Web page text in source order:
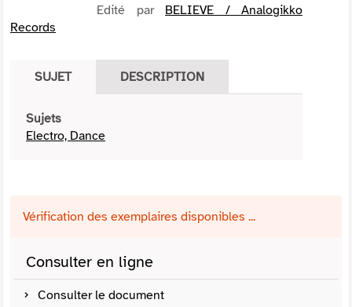
Edité par BELIEVE / Analogikko
Records
SUJET DESCRIPTION
Sujets
Electro, Dance
Vérification des exemplaires disponibles ...
Consulter en ligne
Consulter le document